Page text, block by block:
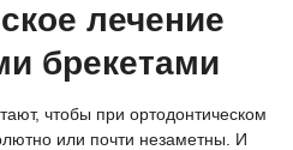
лечение
брекетами
чтобы при ортодонтическом
или почти незаметны. И